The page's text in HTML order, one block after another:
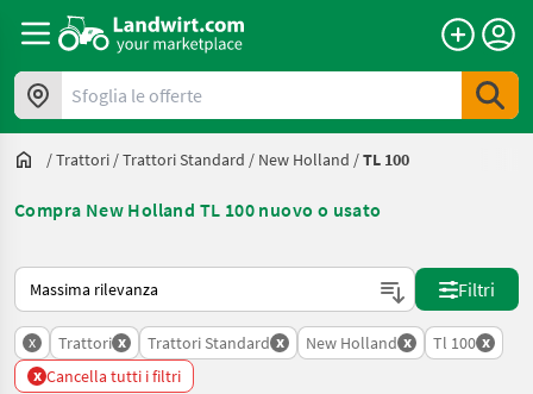
Sfoglia le offerte
/Trattori /Trattori Standard / New Holland /TL 100
Compra New Holland TL 100 nuovo o usato
Ecco come viene ordinato su Landwirt.com
Filtri
x Trattori x Trattori Standard x New Holland x Tl 100 x
x Cancella tutti i filtri